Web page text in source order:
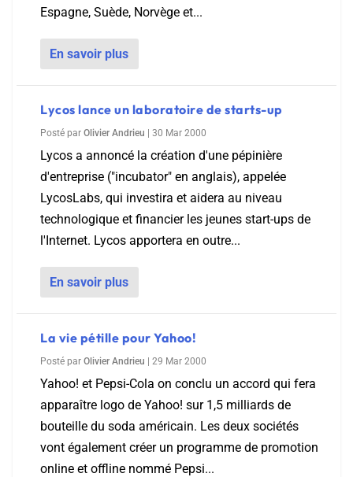
Espagne, Suède, Norvège et...
En savoir plus
Lycos lance un laboratoire de starts-up
Posté par Olivier Andrieu 30 Mar 2000
Lycos a annoncé la création d'une pépinière
d'entreprise ("incubator" en anglais), appelée
LycosLabs, qui investira et aidera au niveau
technologique et financier les jeunes start-ups de
l'Internet. Lycos apportera en outre...
En savoir plus
La vie pétille pour Yahoo!
Posté par Olivier Andrieu 29 Mar 2000
Yahoo! et Pepsi-Cola on conclu un accord qui fera
apparaître logo de Yahoo! sur 1,5 milliards de
bouteille du soda américain. Les deux sociétés
vont également créer un programme de promotion
online et offline nommé Pepsi...